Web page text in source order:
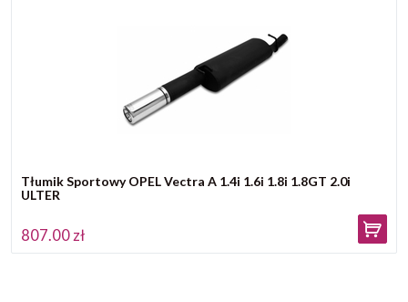
Tłumik Sportowy OPEL Vectra A 1.4i 1.6i 1.8i 1.8GT 2.0i
ULTER
807.00 zł